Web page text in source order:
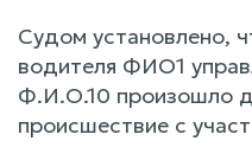
Судом установлено,
водителя ФИО1
Ф.И.О.10 произошло
происшествие с